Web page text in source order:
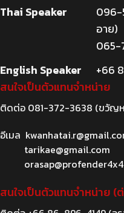
Thai Speaker
096-
อาย)
065-
English Speaker
+66
สนใจเป็นตัวแทนจำหน่าย
ติดต่อ 081-372-3638 (ขวัญ
อีเมล
tarikae@gmail.com
สนใจเป็นตัวแทนจำหน่าย (